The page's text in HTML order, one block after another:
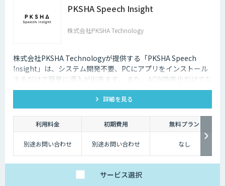
PKSHA Speech Insight
株式会社PKSHA Technology
株式会社PKSHA Technologyが提供する「PKSHA Speech
Insight」は、システム開発不要、PCにアプリをインストール
するだけで簡単に導入が出来ます。 また、ACW効率化だけでな
く、オペレーターのモニタリングサポート・応答品質向上にも
詳細を見る
利用料金 初期費用 無料プラン
別途お問い合わせ 別途お問い合わせ なし
サービス選択